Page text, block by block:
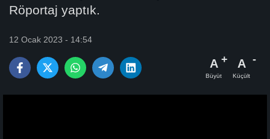
Röportaj yaptık.
12 Ocak 2023 - 14:54
A
Büyüt
A
Küçült